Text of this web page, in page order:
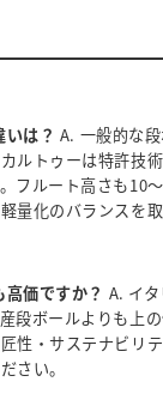
は？ A. 一般的な
ルトゥーは特許技
フルート高さも10
量化のバランスを取
価ですか？ A. イ
段ボールよりも上の
性・サステナビリ
さい。